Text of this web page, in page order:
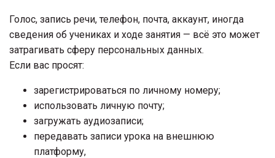
Голос, запись речи, телефон, почта, аккаунт, иногда
сведения об учениках и ходе занятия — всё это может
затрагивать сферу персональных данных.
Если вас просят:
зарегистрироваться по личному номеру;
использовать личную почту;
загружать аудиозаписи;
передавать записи урока на внешнюю
платформу,